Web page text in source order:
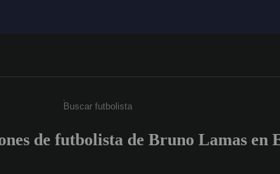
Ingresa un mínimo de 3 caracteres o
de futbolista de Bruno Lamas en